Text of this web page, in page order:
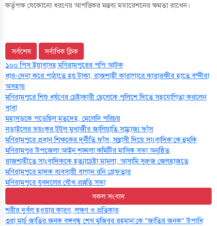
কর্তৃপক্ষ যেকোনো ধরণের আপত্তিকর মন্তব্য মডারেশনের ক্ষমতা রাখেন।
সর্বশেষ
সর্বাধিক ক্লিক
১০০ পিস ইয়াবাসহ মণিরামপুরের পপি আটক
ধার-দেনা করে পাঠাতে হয় টাকা, রাজশাহী কারাগারে কারারক্ষীর হাতে বন্দীরা
অসহায়
মণিরামপুরে শিশু ধর্ষণের চেষ্টাকারী ছেলেকে পুলিশে দিতে সহযোগিতা করলেন
বাবা
মহাসড়কে পড়েছিল মৃতদেহ, মেলেনি পরিচয়
নড়াইলের ভয়ংকর টুটুল মুখার্জীর জালিয়াতি সাম্রাজ্য ফাঁস
মণিরামপুরে প্রধান শিক্ষকের দূর্নীতি ফাঁস, সন্ত্রাসী দিয়ে সাংবাদিক’কে হুমকি
মণিরামপুর উপজেলা আইন শৃঙ্খলা কমিটির মাসিক সভা অনুষ্ঠিত‎‎
রাজশাহীতে সাংবাদিককে হত্যাচেষ্টা মামলা, আসামি সুরুজ জেলহাজতে
মণিরামপুরে মাদক ব্যবসায়ী বাগান রনি গ্রেফতার
মণিরামপুরে যুবদলের যৌথ প্রস্তুতি সভা
সকল সংবাদ
শরীর দুর্বল হওয়ার কারণ, লক্ষণ ও প্রতিকার
৩রা মার্চ জাতির জনক বঙ্গবন্ধু শেখ মুজিবুর রহমান’কে “জাতির জনক” উপাধি